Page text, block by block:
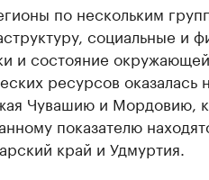
по нескольким
социальные и
и состояние
ресурсов оказалась
Чувашию и Мордовию,
показателю
край и Удмуртия.